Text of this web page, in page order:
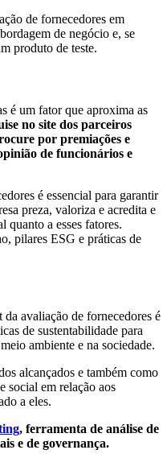
de fornecedores em
de negócio e, se
produto de teste.
é um fator que aproxima as
no site dos parceiros
por premiações e
de funcionários e
é essencial para garantir
preza, valoriza e acredita e
quanto a esses fatores.
pilares ESG e práticas de
avaliação de fornecedores é
de sustentabilidade para
ambiente e na sociedade.
alcançados e também como
social em relação aos
a eles.
, ferramenta de análise de
e de governança.